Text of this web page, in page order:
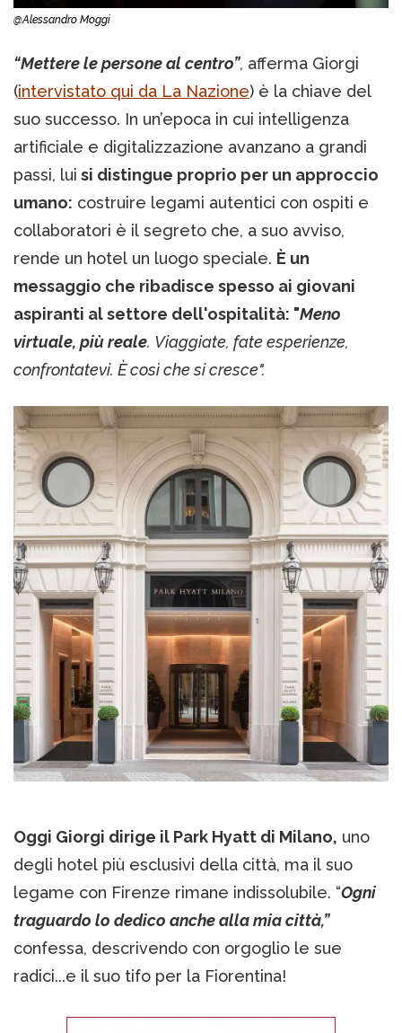
@Alessandro Moggi
“Mettere le persone al centro”, afferma Giorgi
(intervistato qui da La Nazione) è la chiave del
suo successo. In un’epoca in cui intelligenza
artificiale e digitalizzazione avanzano a grandi
passi, lui si distingue proprio per un approccio
umano: costruire legami autentici con ospiti e
collaboratori è il segreto che, a suo avviso,
rende un hotel un luogo speciale. È un
messaggio che ribadisce spesso ai giovani
aspiranti al settore dell'ospitalità: "Meno
virtuale, più reale. Viaggiate, fate esperienze,
confrontatevi. È così che si cresce".
Oggi Giorgi dirige il Park Hyatt di Milano, uno
degli hotel più esclusivi della città, ma il suo
legame con Firenze rimane indissolubile. “Ogni
traguardo lo dedico anche alla mia città,”
confessa, descrivendo con orgoglio le sue
radici...e il suo tifo per la Fiorentina!